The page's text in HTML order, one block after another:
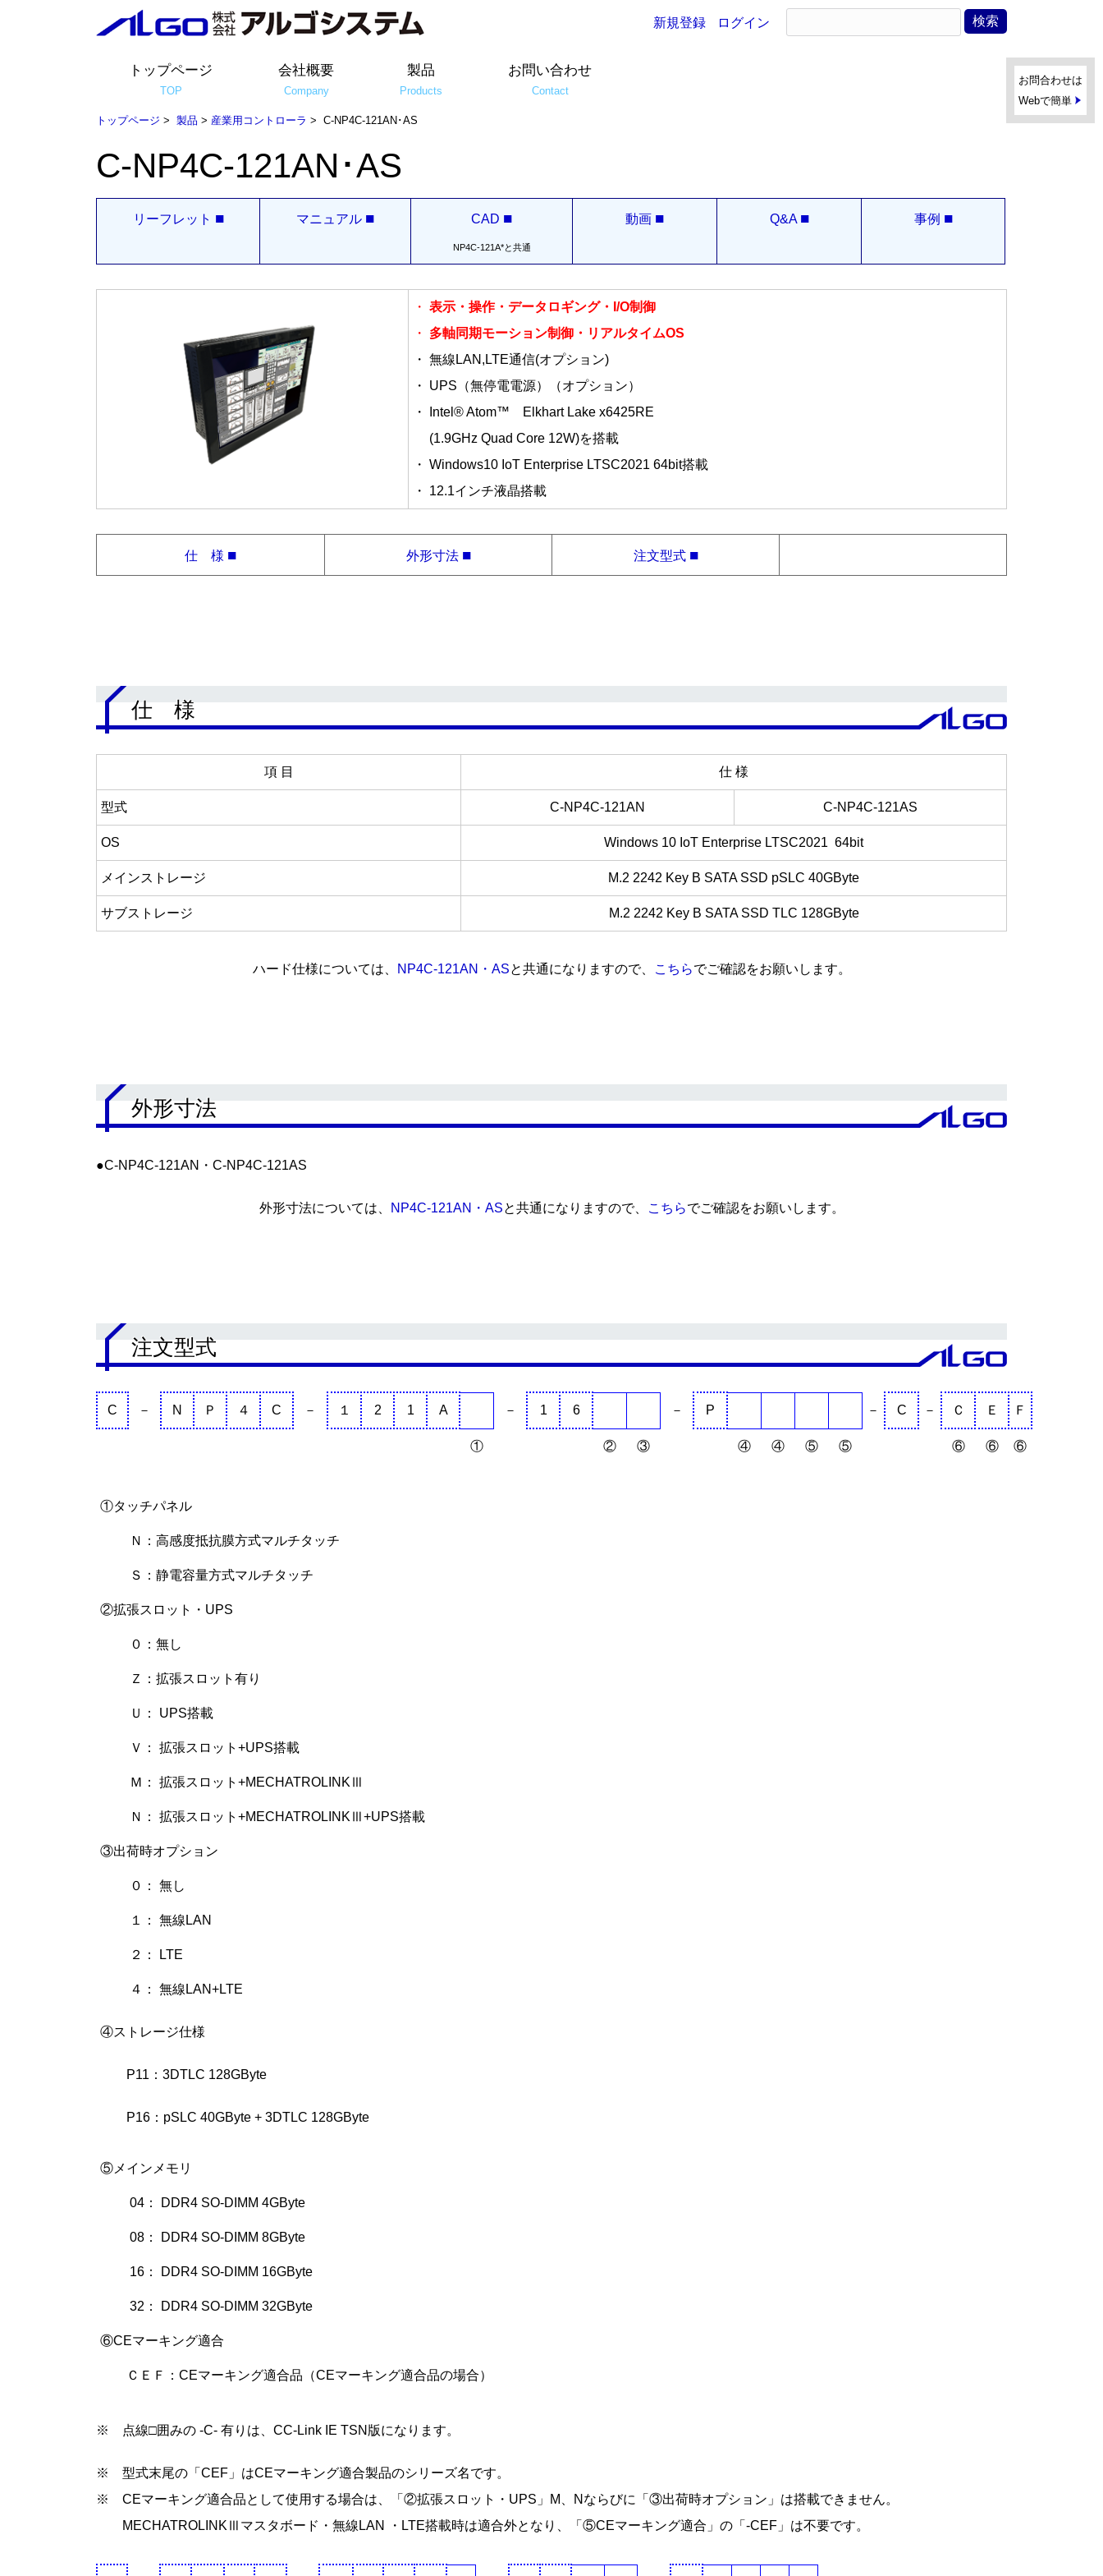
新規登録 ログイン
トップページ
TOP
会社概要
Company
製品
Products
お問い合わせ
Contact
お問合わせは
Webで簡単
トップページ > 製品 > 産業用コントローラ > C-NP4C-121AN･AS
C-NP4C-121AN･AS
リーフレット ■ マニュアル ■ CAD ■
NP4C-121A*と共通
動画 ■ Q&A ■ 事例 ■
・ 表示・操作・データロギング・I/O制御
・ 多軸同期モーション制御・リアルタイムOS
・ 無線LAN,LTE通信(オプション)
・ UPS（無停電電源）（オプション）
・ Intel® Atom™ Elkhart Lake x6425RE
(1.9GHz Quad Core 12W)を搭載
・ Windows10 IoT Enterprise LTSC2021 64bit搭載
・ 12.1インチ液晶搭載
仕 様 ■ 外形寸法 ■ 注文型式 ■
仕 様
項 目 仕 様
型式 C-NP4C-121AN C-NP4C-121AS
OS Windows 10 IoT Enterprise LTSC2021 64bit
メインストレージ M.2 2242 Key B SATA SSD pSLC 40GByte
サブストレージ M.2 2242 Key B SATA SSD TLC 128GByte
ハード仕様については、 NP4C-121AN・ASと共通になりますので、 こちらでご確認をお願いします。
外形寸法
●C-NP4C-121AN・C-NP4C-121AS
外形寸法については、 NP4C-121AN・ASと共通になりますので、 こちらでご確認をお願いします。
注文型式
C － N Ｐ ４ C － １ 2 1 A － 1 6 － P － C － Ｃ Ｅ Ｆ
① ② ③ ④ ④ ⑤ ⑤ ⑥ ⑥ ⑥
①タッチパネル
Ｎ：高感度抵抗膜方式マルチタッチ
Ｓ：静電容量方式マルチタッチ
②拡張スロット・UPS
０：無し
Ｚ：拡張スロット有り
Ｕ： UPS搭載
Ｖ： 拡張スロット+UPS搭載
Ｍ： 拡張スロット+MECHATROLINKⅢ
Ｎ： 拡張スロット+MECHATROLINKⅢ+UPS搭載
③出荷時オプション
０： 無し
１： 無線LAN
２： LTE
４： 無線LAN+LTE
④ストレージ仕様
P11：3DTLC 128GByte
P16：pSLC 40GByte + 3DTLC 128GByte
⑤メインメモリ
04： DDR4 SO-DIMM 4GByte
08： DDR4 SO-DIMM 8GByte
16： DDR4 SO-DIMM 16GByte
32： DDR4 SO-DIMM 32GByte
⑥CEマーキング適合
ＣＥＦ：CEマーキング適合品（CEマーキング適合品の場合）
※ 点線□囲みの -C- 有りは、CC-Link IE TSN版になります。
※ 型式末尾の「CEF」はCEマーキング適合製品のシリーズ名です。
※ CEマーキング適合品として使用する場合は、「②拡張スロット・UPS」M、Nならびに「③出荷時オプション」は搭載できません。
MECHATROLINKⅢマスタボード・無線LAN ・LTE搭載時は適合外となり、「⑤CEマーキング適合」の「-CEF」は不要です。